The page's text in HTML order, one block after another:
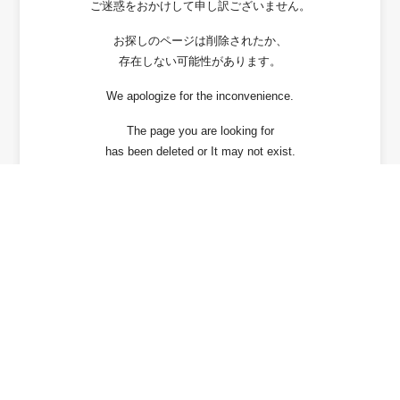
ご迷惑をおかけして申し訳ございません。
お探しのページは削除されたか、
存在しない可能性があります。
We apologize for the inconvenience.
The page you are looking for
has been deleted or It may not exist.